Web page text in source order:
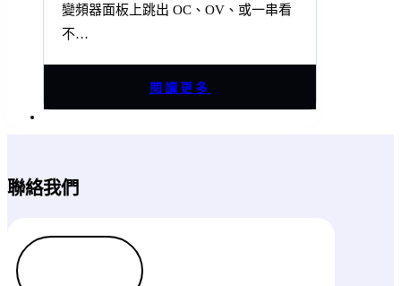
變頻器面板上跳出 OC、OV、或一串看
不…
閱讀更多
聯絡我們